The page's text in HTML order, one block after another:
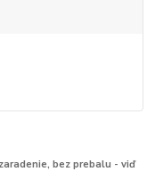
bez prebalu - viď